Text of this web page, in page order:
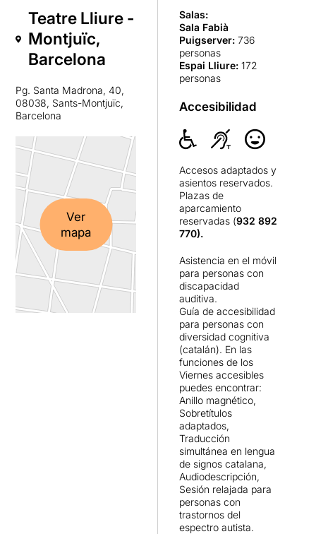
Teatre Lliure -
Montjuïc,
Barcelona
Pg. Santa Madrona, 40,
08038, Sants-Montjuïc,
Barcelona
Ver
mapa
Salas:
Sala Fabià
Puigserver: 736
personas
Espai Lliure: 172
personas
Accesibilidad
Accesos adaptados y
asientos reservados.
Plazas de
aparcamiento
reservadas (932 892
770).
Asistencia en el móvil
para personas con
discapacidad
auditiva.
Guía de accesibilidad
para personas con
diversidad cognitiva
(catalán). En las
funciones de los
Viernes accesibles
puedes encontrar:
Anillo magnético,
Sobretítulos
adaptados,
Traducción
simultánea en lengua
de signos catalana,
Audiodescripción,
Sesión relajada para
personas con
trastornos del
espectro autista.